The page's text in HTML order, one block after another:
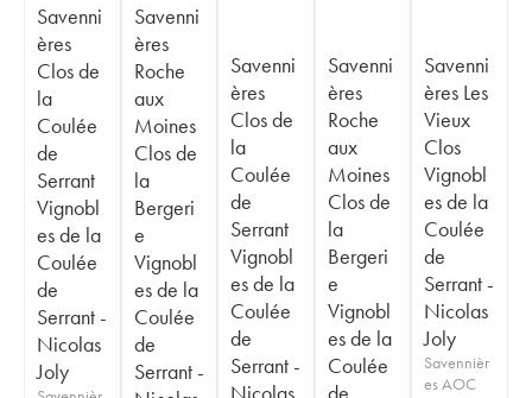
Savenni
ères
Clos de
la
Coulée
de
Serrant
Vignobl
es de la
Coulée
de
Serrant -
Nicolas
Joly
Savenni
ères
Roche
aux
Moines
Clos de
la
Bergeri
e
Vignobl
es de la
Coulée
de
Serrant -
Savenni
ères
Clos de
la
Coulée
de
Serrant
Vignobl
es de la
Coulée
de
Serrant -
Nicolas
Savenni
ères
Roche
aux
Moines
Clos de
la
Bergeri
e
Vignobl
es de la
Coulée
de
Savenni
ères Les
Vieux
Clos
Vignobl
es de la
Coulée
de
Serrant -
Nicolas
Joly
Savennièr
es AOC